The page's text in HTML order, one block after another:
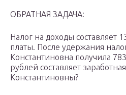
ОБРАТНАЯ ЗАДАЧА:
Налог на доходы составляет
платы. После удержания
Константиновна получила
рублей составляет
Константиновны?